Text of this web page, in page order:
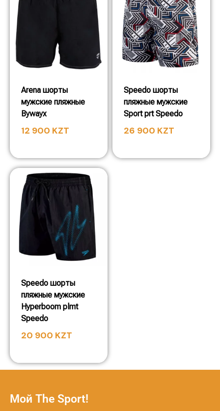
Arena шорты
мужские пляжные
Bywayx
12 900 KZT
Speedo шорты
пляжные мужские
Sport prt Speedo
26 900 KZT
Speedo шорты
пляжные мужские
Hyperboom plmt
Speedo
20 900 KZT
Мой The Sport!